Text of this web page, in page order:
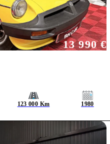
123 000 Km 1980
13 990 €